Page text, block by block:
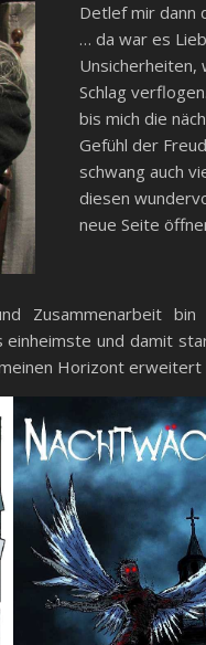
Detlef mir dann
… da war es
Unsicherheiten,
Schlag
bis mich die
Gefühl der
schwang auch
diesen
neue Seite
Zusammenarbeit
einheimste und damit
Horizont erweitert